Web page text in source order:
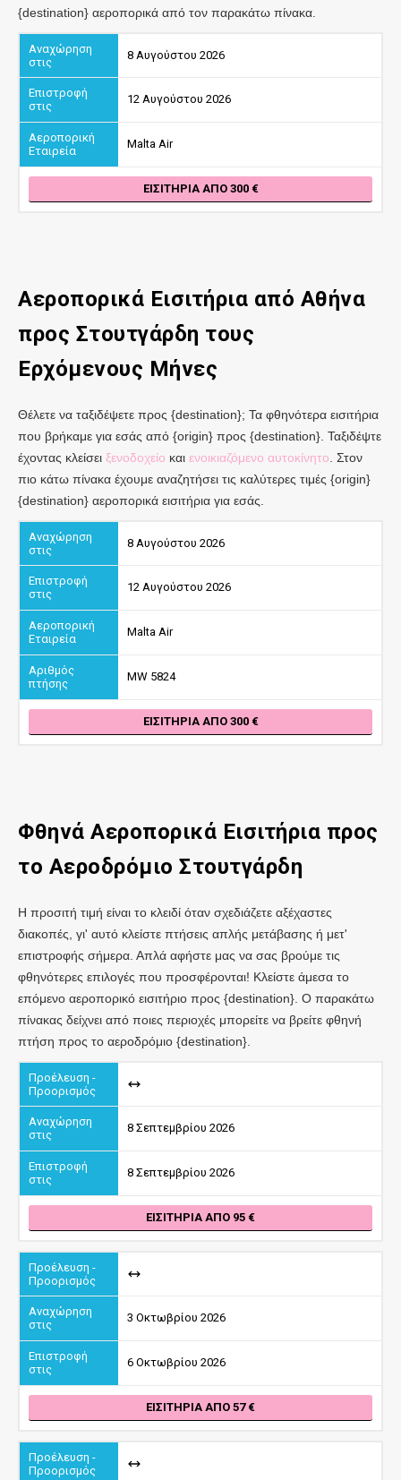
{destination} αεροπορικά από τον παρακάτω πίνακα.
8 Αυγούστου 2026
12 Αυγούστου 2026
Malta Air
ΕΙΣΙΤΉΡΙΑ ΑΠΌ 300
Αεροπορικά Εισιτήρια από Αθήνα
προς Στουτγάρδη τους
Ερχόμενους Μήνες
Θέλετε να ταξιδέψετε προς {destination}; Τα φθηνότερα εισιτήρια
που βρήκαμε για εσάς από {origin} προς {destination}. Ταξιδέψτε
έχοντας κλείσει ξενοδοχείο και ενοικιαζόμενο αυτοκίνητο . Στον
πιο κάτω πίνακα έχουμε αναζητήσει τις καλύτερες τιμές {origin}
{destination} αεροπορικά εισιτήρια για εσάς.
8 Αυγούστου 2026
12 Αυγούστου 2026
Malta Air
MW 5824
ΕΙΣΙΤΉΡΙΑ ΑΠΌ 300
Φθηνά Αεροπορικά Εισιτήρια προς
το Αεροδρόμιο Στουτγάρδη
Η προσιτή τιμή είναι το κλειδί όταν σχεδιάζετε αξέχαστες
διακοπές, γι' αυτό κλείστε πτήσεις απλής μετάβασης ή μετ'
επιστροφής σήμερα. Απλά αφήστε μας να σας βρούμε τις
φθηνότερες επιλογές που προσφέρονται! Κλείστε άμεσα το
επόμενο αεροπορικό εισιτήριο προς {destination}. Ο παρακάτω
πίνακας δείχνει από ποιες περιοχές μπορείτε να βρείτε φθηνή
πτήση προς το αεροδρόμιο {destination}.
8 Σεπτεμβρίου 2026
8 Σεπτεμβρίου 2026
ΕΙΣΙΤΉΡΙΑ ΑΠΌ 95
3 Οκτωβρίου 2026
6 Οκτωβρίου 2026
ΕΙΣΙΤΉΡΙΑ ΑΠΌ 57